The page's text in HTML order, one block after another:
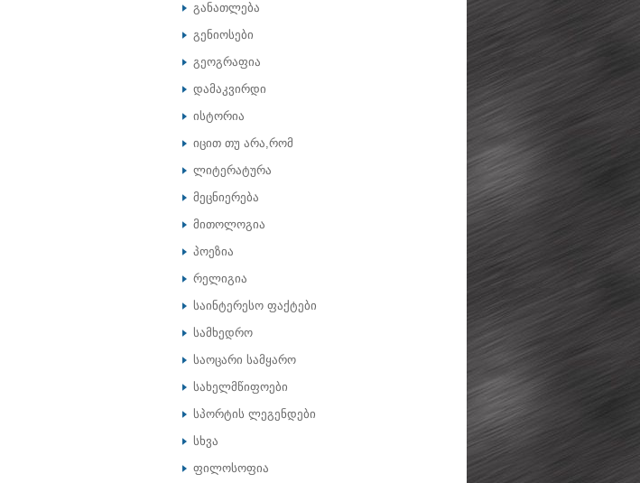
განათლება
გენიოსები
გეოგრაფია
დამაკვირდი
ისტორია
იცით თუ არა,რომ
ლიტერატურა
მეცნიერება
მითოლოგია
პოეზია
რელიგია
საინტერესო ფაქტები
სამხედრო
საოცარი სამყარო
სახელმწიფოები
სპორტის ლეგენდები
სხვა
ფილოსოფია